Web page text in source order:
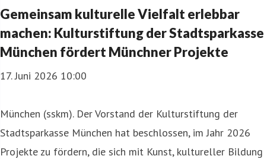
Gemeinsam kulturelle Vielfalt erlebbar
machen: Kulturstiftung der Stadtsparkasse
München fördert Münchner Projekte
17. Juni 2026 10:00
München (sskm). Der Vorstand der Kulturstiftung der
Stadtsparkasse München hat beschlossen, im Jahr 2026
Projekte zu fördern, die sich mit Kunst, kultureller Bildung